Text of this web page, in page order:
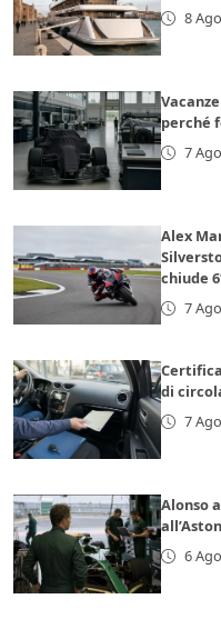
8
perché
7
Alex
chiude
7
di
7
Alonso
6